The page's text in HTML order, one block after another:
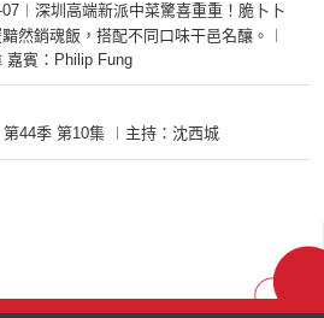
07︱深圳高端新派中菜驚喜重重！脆卜卜
然銷魂飯，搭配不同口味干邑名釀。︱
嘉賓：Philip Fung
第44季 第10集 ︱主持：沈西城